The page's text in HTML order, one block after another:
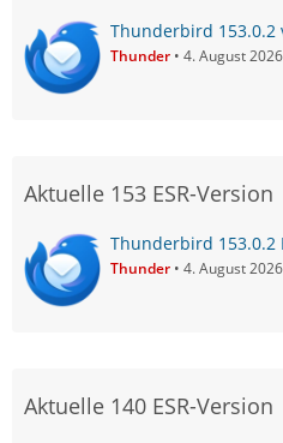
Thunderbird
Thunder 4. August
Aktuelle 153 ESR-Version
Thunderbird 153.0.2
Thunder 4. August
Aktuelle 140 ESR-Version